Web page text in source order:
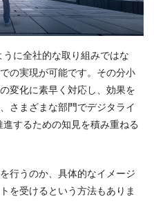
に全社的な取り組みではな
の実現が可能です。その分小
変化に素早く対応し、効果を
さまざまな部門でデジタライ
するための知見を積み重ねる
行うのか、具体的なイメージ
を受けるという方法もありま